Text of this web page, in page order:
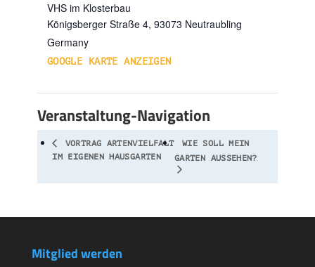
VHS im Klosterbau
Königsberger Straße 4, 93073 Neutraubling
Germany
GOOGLE KARTE ANZEIGEN
Veranstaltung-Navigation
VORTRAG ARTENVIELFALT
IM EIGENEN HAUSGARTEN
WIE SOLL MEIN
GARTEN AUSSEHEN?
Mitglied werden